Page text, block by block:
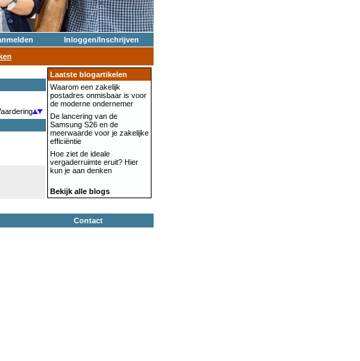
Inloggen/Inschrijven
Laatste blogartikelen
Waarom een zakelijk
postadres onmisbaar is voor
de moderne ondernemer
De lancering van de
Samsung S26 en de
meerwaarde voor je zakelijke
efficiëntie
Hoe ziet de ideale
vergaderruimte eruit? Hier
kun je aan denken
Bekijk alle blogs
Contact